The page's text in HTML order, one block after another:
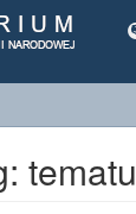
tematu